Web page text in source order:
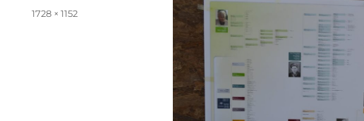
Volledige
1728 × 1152